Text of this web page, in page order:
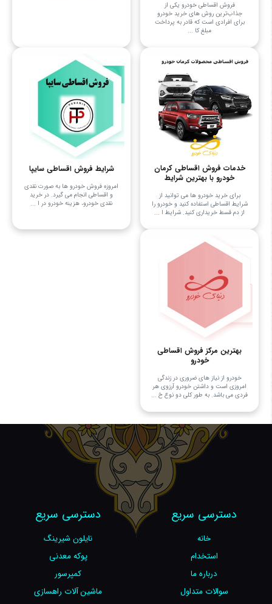
فروش اقساطی خودرو یکی از
جذاب‌ترین روش های خرید خودرو
برای افرادی است که قادر به پرداخت
مبلغ کا ...
خدمات فروش اقساطی کرمان
خودرو با بهترین شرایط
برای خرید خودرو ها می توانید از
شرایط اقساطی استفاده کنید و خودرو را
از دم قسط خریداری کنید. شرایط ا ...
شرایط فروش اقساطی سایپا
امروزه فروش خودرو ها به صورت نقدی
و اقساطی انجام می ‌گیرد. در خرید
نقدی خودرو، هزینه خودرو در ا ...
بهترین مرکز فروش اقساطی
خودرو
خودرو از نیاز های ضروری در زندگی
امروزی است و داشتن خودرو آرزوی هر
فردی می باشد. به طور کلی دو نوع خ ...
دسترسی سریع
خانه
استخدام
درباره ما
سوالات متداول
دسترسی سریع
نایلون شیرینگ
پوکه معدنی
کمپرسور
ماشین آلات راهسازی